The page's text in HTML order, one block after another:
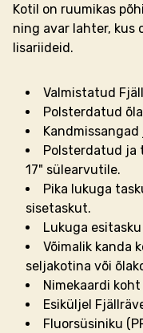
Kotil on ruumikas
ning avar lahter, kus
lisariideid.
Valmistatud
Polsterdatud
Polsterdatud ja
17" sülearvutile.
Pika lukuga
sisetaskut.
Lukuga
Võimalik kanda
seljakotina või
Nimekaardi
Esiküljel
Fluorsüsiniku